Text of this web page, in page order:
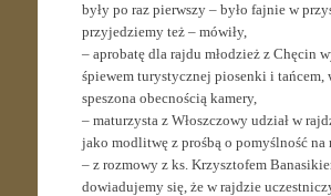
były po raz pierwszy – było fajnie w
przyjedziemy też – mówiły,
– aprobatę dla rajdu młodzież z Chęcin
śpiewem turystycznej piosenki i tańcem,
speszona obecnością kamery,
– maturzysta z Włoszczowy udział w
jako modlitwę z prośbą o pomyślność na
– z rozmowy z ks. Krzysztofem
dowiadujemy się, że w rajdzie